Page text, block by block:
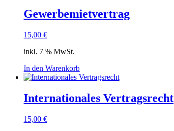
Gewerbemietvertrag
15,00 €
inkl. 7 % MwSt.
In den Warenkorb
Internationales Vertragsrecht
15,00 €